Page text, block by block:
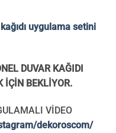
uygulama setini
DUVAR KAĞIDI
İÇİN BEKLİYOR.
VİDEO
dekoroscom/